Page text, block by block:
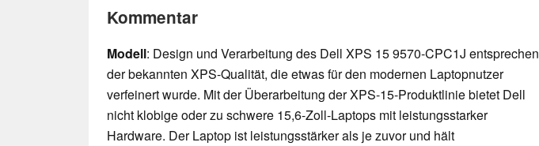
Kommentar
Modell: Design und Verarbeitung des Dell XPS 15 9570-CPC1J entsprechen
der bekannten XPS-Qualität, die etwas für den modernen Laptopnutzer
verfeinert wurde. Mit der Überarbeitung der XPS-15-Produktlinie bietet Dell
nicht klobige oder zu schwere 15,6-Zoll-Laptops mit leistungsstarker
Hardware. Der Laptop ist leistungsstärker als je zuvor und hält